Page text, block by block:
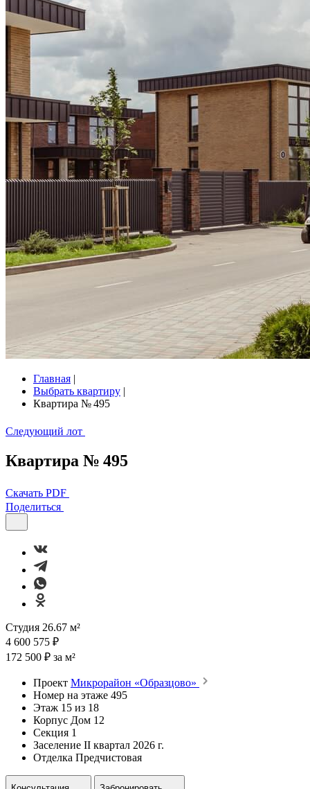
Главная |
Выбрать квартиру |
Квартира № 495
Следующий лот
Квартира № 495
Скачать PDF
Поделиться
Студия 26.67 м²
4 600 575 ₽
172 500 ₽ за м²
Проект Микрорайон «Образцово»
Номер на этаже 495
Этаж 15 из 18
Корпус Дом 12
Секция 1
Заселение II квартал 2026 г.
Отделка Предчистовая